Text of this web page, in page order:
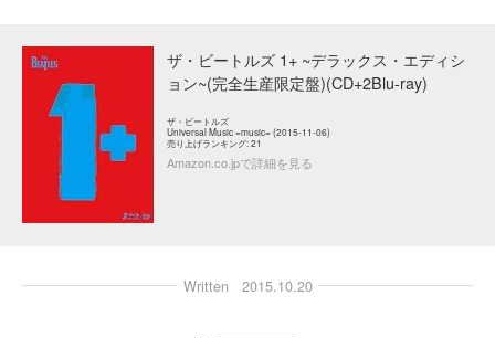
ザ・ビートルズ 1+ ~デラックス・エディシ
ョン~(完全生産限定盤)(CD+2Blu-ray)
ザ・ビートルズ
Universal Music =music= (2015-11-06)
売り上げランキング: 21
Amazon.co.jpで詳細を見る
Written 2015.10.20